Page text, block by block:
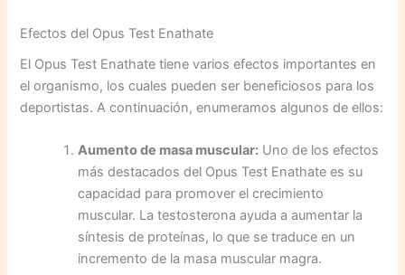
Efectos del Opus Test Enathate
El Opus Test Enathate tiene varios efectos importantes en
el organismo, los cuales pueden ser beneficiosos para los
deportistas. A continuación, enumeramos algunos de ellos:
Aumento de masa muscular: Uno de los efectos
más destacados del Opus Test Enathate es su
capacidad para promover el crecimiento
muscular. La testosterona ayuda a aumentar la
síntesis de proteínas, lo que se traduce en un
incremento de la masa muscular magra.